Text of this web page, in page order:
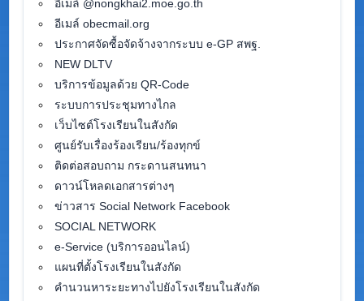
อีเมล์ @nongkhai2.moe.go.th
อีเมล์ obecmail.org
ประกาศจัดซื้อจัดจ้างจากระบบ e-GP สพฐ.
NEW DLTV
บริการข้อมูลด้วย QR-Code
ระบบการประชุมทางไกล
เว็บไซต์โรงเรียนในสังกัด
ศูนย์รับเรื่องร้องเรียน/ร้องทุกข์
ติดต่อสอบถาม กระดานสนทนา
ดาวน์โหลดเอกสารต่างๆ
ข่าวสาร Social Network Facebook
SOCIAL NETWORK
e-Service (บริการออนไลน์)
แผนที่ตั้งโรงเรียนในสังกัด
คำนวนหาระยะทางไปยังโรงเรียนในสังกัด